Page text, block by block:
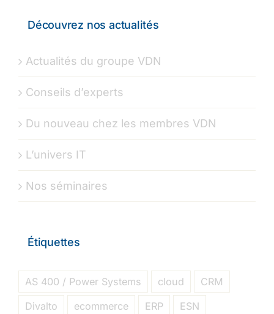
Découvrez nos actualités
Actualités du groupe VDN
Conseils d’experts
Du nouveau chez les membres VDN
L’univers IT
Nos séminaires
Étiquettes
AS 400 / Power Systems cloud
CRM
Divalto
ecommerce ERP
ESN